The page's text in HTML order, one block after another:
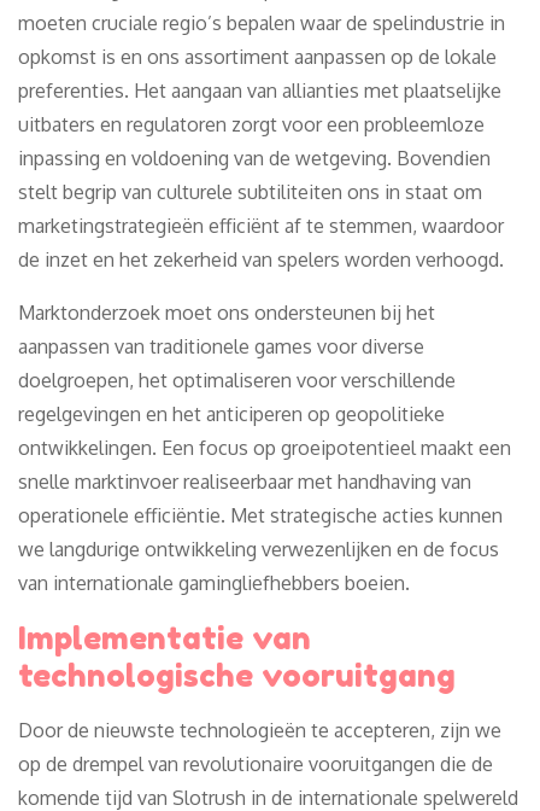
moeten cruciale regio’s bepalen waar de spelindustrie in
opkomst is en ons assortiment aanpassen op de lokale
preferenties. Het aangaan van allianties met plaatselijke
uitbaters en regulatoren zorgt voor een probleemloze
inpassing en voldoening van de wetgeving. Bovendien
stelt begrip van culturele subtiliteiten ons in staat om
marketingstrategieën efficiënt af te stemmen, waardoor
de inzet en het zekerheid van spelers worden verhoogd.
Marktonderzoek moet ons ondersteunen bij het
aanpassen van traditionele games voor diverse
doelgroepen, het optimaliseren voor verschillende
regelgevingen en het anticiperen op geopolitieke
ontwikkelingen. Een focus op groeipotentieel maakt een
snelle marktinvoer realiseerbaar met handhaving van
operationele efficiëntie. Met strategische acties kunnen
we langdurige ontwikkeling verwezenlijken en de focus
van internationale gamingliefhebbers boeien.
Implementatie van
technologische vooruitgang
Door de nieuwste technologieën te accepteren, zijn we
op de drempel van revolutionaire vooruitgangen die de
komende tijd van Slotrush in de internationale spelwereld